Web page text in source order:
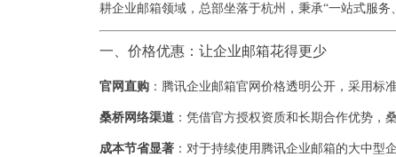
耕企业邮箱领域，总部坐落于杭州，秉承“一站式服
一、价格优惠：让企业邮箱花得更少
官网直购 ：腾讯企业邮箱官网价格透明公开，采用标
桑桥网络渠道 ：凭借官方授权资质和长期合作优势，
成本节省显著 ：对于持续使用腾讯企业邮箱的大中型